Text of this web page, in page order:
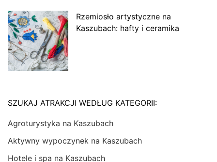
Rzemiosło artystyczne na
Kaszubach: hafty i ceramika
SZUKAJ ATRAKCJI WEDŁUG KATEGORII:
Agroturystyka na Kaszubach
Aktywny wypoczynek na Kaszubach
Hotele i spa na Kaszubach